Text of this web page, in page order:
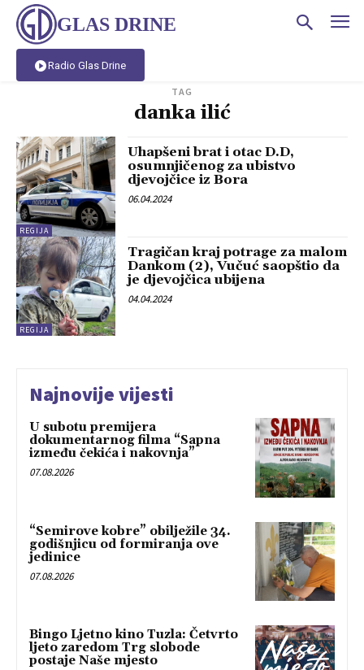
GLAS DRINE
Radio Glas Drine
TAG
danka ilić
REGIJA
Uhapšeni brat i otac D.D,
osumnjičenog za ubistvo
djevojčice iz Bora
06.04.2024
REGIJA
Tragičan kraj potrage za malom
Dankom (2), Vučuć saopštio da
je djevojčica ubijena
04.04.2024
Najnovije vijesti
U subotu premijera
dokumentarnog filma “Sapna
između čekića i nakovnja”
07.08.2026
“Semirove kobre” obilježile 34.
godišnjicu od formiranja ove
jedinice
07.08.2026
Bingo Ljetno kino Tuzla: Četvrto
ljeto zaredom Trg slobode
postaje Naše mjesto